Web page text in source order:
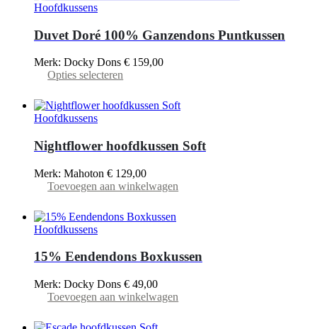
Hoofdkussens
Duvet Doré 100% Ganzendons Puntkussen
Merk: Docky Dons € 159,00
Opties selecteren
meerdere
optie
gekozen
worden
de
Hoofdkussens
Nightflower hoofdkussen Soft
Merk: Mahoton € 129,00
Toevoegen aan winkelwagen
Hoofdkussens
15% Eendendons Boxkussen
Merk: Docky Dons € 49,00
Toevoegen aan winkelwagen